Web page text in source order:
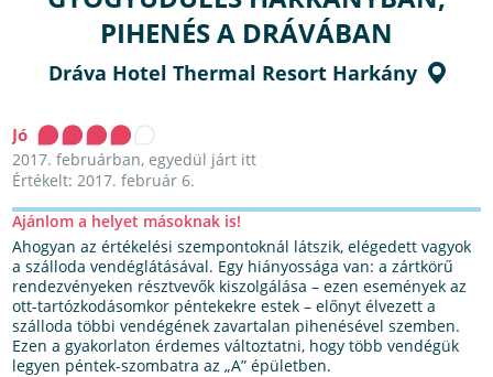
PIHENÉS A DRÁVÁBAN
Dráva Hotel Thermal Resort Harkány
Jó
2017. februárban, egyedül járt itt
Értékelt: 2017. február 6.
Ajánlom a helyet másoknak is!
Ahogyan az értékelési szempontoknál látszik, elégedett vagyok
a szálloda vendéglátásával. Egy hiányossága van: a zártkörű
rendezvényeken résztvevők kiszolgálása – ezen események az
ott-tartózkodásomkor péntekekre estek – előnyt élvezett a
szálloda többi vendégének zavartalan pihenésével szemben.
Ezen a gyakorlaton érdemes változtatni, hogy több vendégük
legyen péntek-szombatra az „A” épületben.